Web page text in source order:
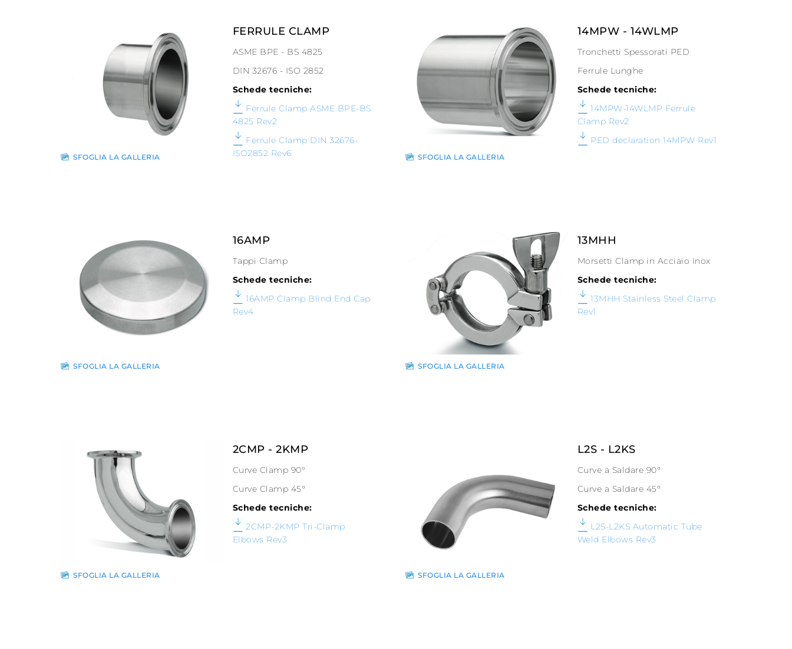
SFOGLIA LA GALLERIA
FERRULE CLAMP
ASME BPE - BS 4825
DIN 32676 - ISO 2852
Schede tecniche:
Ferrule Clamp ASME BPE-BS
4825 Rev2
Ferrule Clamp DIN 32676-
ISO2852 Rev6
SFOGLIA LA GALLERIA
14MPW - 14WLMP
Tronchetti Spessorati PED
Ferrule Lunghe
Schede tecniche:
14MPW-14WLMP Ferrule
Clamp Rev2
PED declaration 14MPW Rev1
SFOGLIA LA GALLERIA
16AMP
Tappi Clamp
Schede tecniche:
16AMP Clamp Blind End Cap
Rev4
SFOGLIA LA GALLERIA
13MHH
Morsetti Clamp in Acciaio Inox
Schede tecniche:
13MHH Stainless Steel Clamp
Rev1
SFOGLIA LA GALLERIA
2CMP - 2KMP
Curve Clamp 90°
Curve Clamp 45°
Schede tecniche:
2CMP-2KMP Tri-Clamp
Elbows Rev3
SFOGLIA LA GALLERIA
L2S - L2KS
Curve a Saldare 90°
Curve a Saldare 45°
Schede tecniche:
L2S-L2KS Automatic Tube
Weld Elbows Rev3